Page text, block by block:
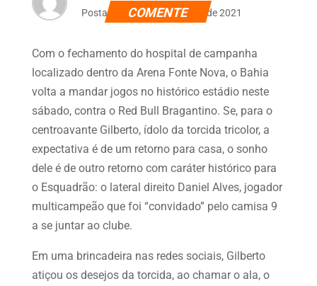
Postado dia 15 de setembro de 2021
COMENTE
Com o fechamento do hospital de campanha
localizado dentro da Arena Fonte Nova, o Bahia
volta a mandar jogos no histórico estádio neste
sábado, contra o Red Bull Bragantino. Se, para o
centroavante Gilberto, ídolo da torcida tricolor, a
expectativa é de um retorno para casa, o sonho
dele é de outro retorno com caráter histórico para
o Esquadrão: o lateral direito Daniel Alves, jogador
multicampeão que foi “convidado” pelo camisa 9
a se juntar ao clube.
Em uma brincadeira nas redes sociais, Gilberto
atiçou os desejos da torcida, ao chamar o ala, o